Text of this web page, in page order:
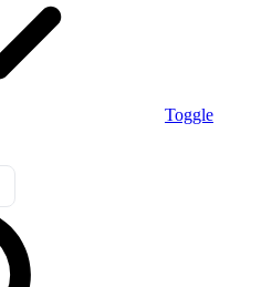
Toggle